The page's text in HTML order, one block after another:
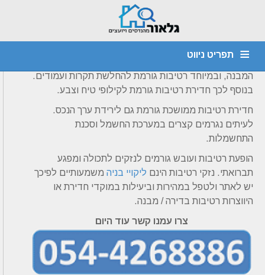
תפריט ניווט
יועץ איטום חוות דעת הנדסית מהנדס קונסטרוקציה
ביקורת מבנים איתור נזילות אודות צור קשר
נזקי רטיבות
המבנה, ובמיוחד רטיבות גורמת להחלשת תקרות ועמודים.
בנוסף לכך חדירת רטיבות גורמת לקילופי טיח וצבע.
חדירת רטיבות ממושכת גורמת גם לירידת ערך הנכס.
לעיתים נגרמים קצרים במערכת החשמל וסכנת
התחשמלות.
הופעת רטיבות ועובש גורמים לנזקים לתכולה ומפגע
תברואתי. נזקי רטיבות הינם ליקויי בניה משמעותיים לפיכך
יש לאתר ולטפל במהירות וביעילות במוקדי חדירת או
היווצרות רטיבות בדירה / מבנה.
צרו עמנו קשר עוד היום